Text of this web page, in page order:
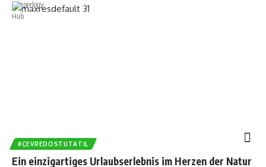
#ÇEVREDOSTUTATIL
Ein einzigartiges Urlaubserlebnis im Herzen der Natur